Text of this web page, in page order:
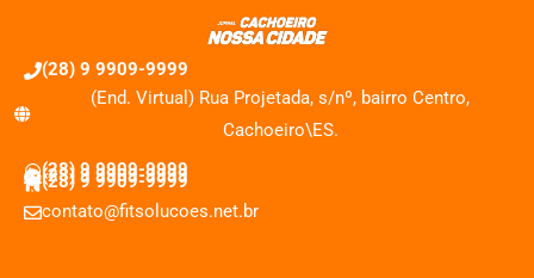
(28) 9 9909-9999
(End. Virtual) Rua Projetada, s/nº, bairro Centro,
Cachoeiro\ES.
(28) 9 9909-9999
(28) 9 9909-9999
(28) 9 9909-9999
contato@fitsolucoes.net.br